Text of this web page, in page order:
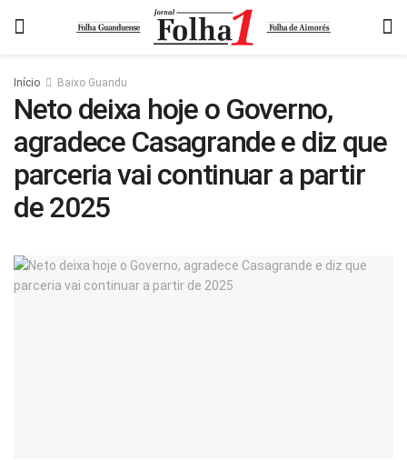
Início Baixo Guandu
Neto deixa hoje o Governo,
agradece Casagrande e diz que
parceria vai continuar a partir
de 2025